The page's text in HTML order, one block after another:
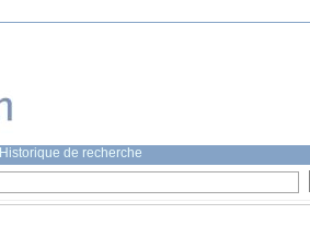
Historique de recherche